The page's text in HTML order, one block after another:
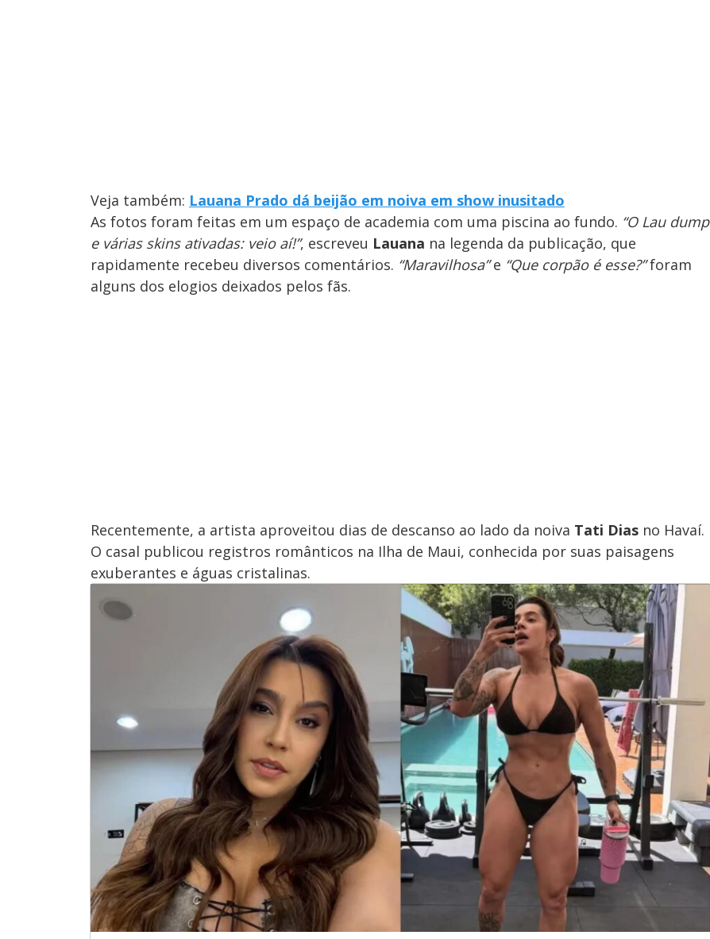
Veja também: Lauana Prado dá beijão em noiva em show inusitado
As fotos foram feitas em um espaço de academia com uma piscina ao fundo. “O Lau dump
e várias skins ativadas: veio aí!”, escreveu Lauana na legenda da publicação, que
rapidamente recebeu diversos comentários. “Maravilhosa”e “Que corpão é esse?”foram
alguns dos elogios deixados pelos fãs.
Recentemente, a artista aproveitou dias de descanso ao lado da noiva Tati Dias no Havaí.
O casal publicou registros românticos na Ilha de Maui, conhecida por suas paisagens
exuberantes e águas cristalinas.